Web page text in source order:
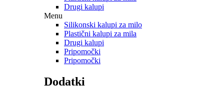
Drugi kalupi
Menu
Silikonski kalupi za milo
Plastični kalupi za mila
Drugi kalupi
Pripomočki
Pripomočki
Dodatki